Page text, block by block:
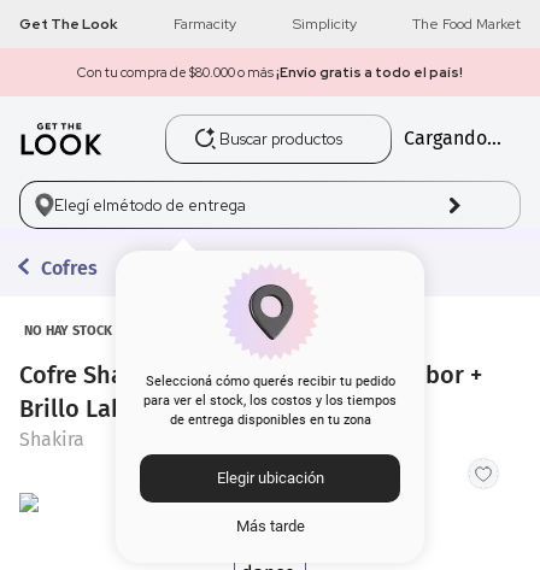
Get The Look Farmacity Simplicity The Food Market
Con tu compra de $80.000 o más¡Envío gratis a todo el país!
Buscar productos
Cargando...
Elegí elmétodo de entrega
Seleccioná cómo querés recibir tu pedido
para ver el stock, los costos y los tiempos
de entrega disponibles en tu zona
Elegir ubicación
Más tarde
Cofres
NO HAY STOCK
Cofre Shakira EDT Dance x 80 ml + Rubor +
Brillo Labial
Shakira
1 get the look
2 máscara pestañas
3.
5. corrector
rubor